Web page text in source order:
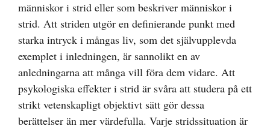
människor i strid eller som beskriver människor i
strid. Att striden utgör en definierande punkt med
starka intryck i mångas liv, som det självupplevda
exemplet i inledningen, är sannolikt en av
anledningarna att många vill föra dem vidare. Att
psykologiska effekter i strid är svåra att studera på ett
strikt vetenskapligt objektivt sätt gör dessa
berättelser än mer värdefulla. Varje stridssituation är